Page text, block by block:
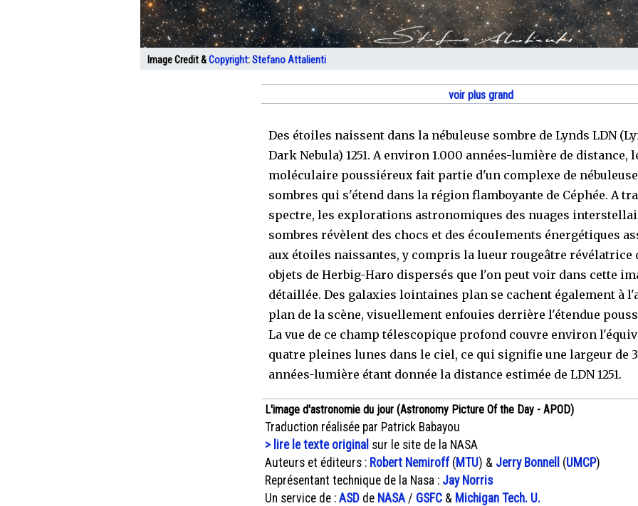
Image Credit &Copyright:Stefano Attalienti
voir plus grand
Des étoiles naissent dans la nébuleuse sombre de Lynds LDN
Dark Nebula) 1251. A environ 1.000 années-lumière de distance,
moléculaire poussiéreux fait partie d'un complexe de
sombres qui s'étend dans la région flamboyante de Céphée. A
spectre, les explorations astronomiques des nuages
sombres révèlent des chocs et des écoulements énergétiques
aux étoiles naissantes, y compris la lueur rougeâtre révélatrice
objets de Herbig-Haro dispersés que l'on peut voir dans cette
détaillée. Des galaxies lointaines plan se cachent également à
plan de la scène, visuellement enfouies derrière l'étendue
La vue de ce champ télescopique profond couvre environ
quatre pleines lunes dans le ciel, ce qui signifie une largeur de
années-lumière étant donnée la distance estimée de LDN 1251.
L'image d'astronomie du jour (Astronomy Picture Of the Day - APOD)
Traduction réalisée par Patrick Babayou
> lire le texte original sur le site de la NASA
Auteurs et éditeurs : Robert Nemiroff(MTU) & Jerry Bonnell (UMCP)
Représentant technique de la Nasa : Jay Norris
Un service de : ASD de NASA / GSFC & Michigan Tech. U.